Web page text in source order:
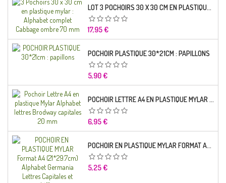
LOT 3 POCHOIRS 30 X 30 CM EN PLASTIQUE MYLAR : ALPHABET COMPLET CABBAGE OMBRE 70 MM
Prix
17,95 €
POCHOIR PLASTIQUE 30*21CM : PAPILLONS
Prix
5,90 €
POCHOIR LETTRE A4 EN PLASTIQUE MYLAR ALPHABET LETTRES BRODWAY CAPITALES 20 MM
Prix
6,95 €
POCHOIR EN PLASTIQUE MYLAR FORMAT A4 (21*29.7CM) ALPHABET GERMANICA LETTRES CAPITALES ET CHIFFRES
Prix
5,25 €